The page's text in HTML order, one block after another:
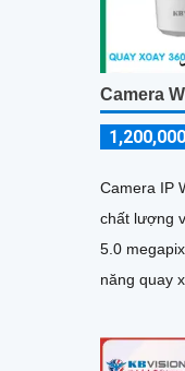
Camera
Camera IP
chất lượng
5.0
năng quay